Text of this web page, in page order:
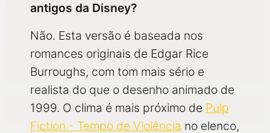
antigos da Disney?
Não. Esta versão é baseada nos
romances originais de Edgar Rice
Burroughs, com tom mais sério e
realista do que o desenho animado de
1999. O clima é mais próximo de Pulp
Fiction - Tempo de Violência no elenco,